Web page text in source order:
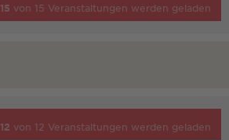
15 von 15 Veranstaltungen werden geladen
12 von 12 Veranstaltungen werden geladen